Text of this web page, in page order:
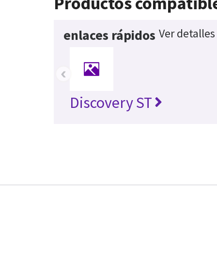
enlaces rápidos Ver
Discovery ST
‹